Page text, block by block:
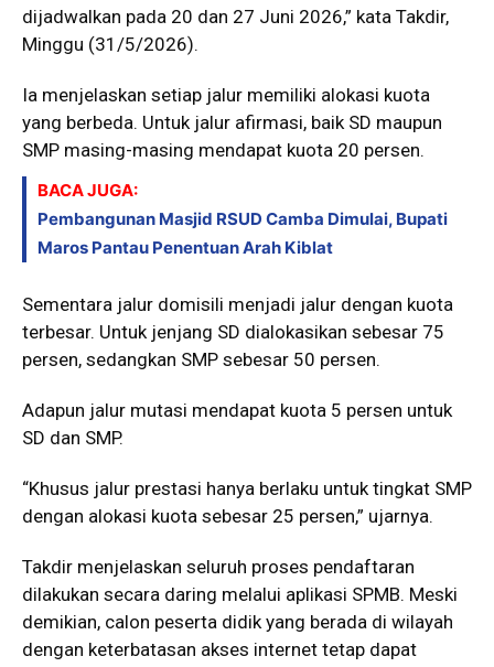
dijadwalkan pada 20 dan 27 Juni 2026,” kata Takdir,
Minggu (31/5/2026).
Ia menjelaskan setiap jalur memiliki alokasi kuota
yang berbeda. Untuk jalur afirmasi, baik SD maupun
SMP masing-masing mendapat kuota 20 persen.
BACA JUGA:
Pembangunan Masjid RSUD Camba Dimulai, Bupati
Maros Pantau Penentuan Arah Kiblat
Sementara jalur domisili menjadi jalur dengan kuota
terbesar. Untuk jenjang SD dialokasikan sebesar 75
persen, sedangkan SMP sebesar 50 persen.
Adapun jalur mutasi mendapat kuota 5 persen untuk
SD dan SMP.
“Khusus jalur prestasi hanya berlaku untuk tingkat SMP
dengan alokasi kuota sebesar 25 persen,” ujarnya.
Takdir menjelaskan seluruh proses pendaftaran
dilakukan secara daring melalui aplikasi SPMB. Meski
demikian, calon peserta didik yang berada di wilayah
dengan keterbatasan akses internet tetap dapat